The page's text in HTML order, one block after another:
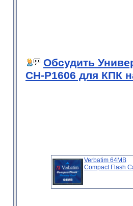
Обсудить
CH-P1606 для КПК
Verbatim 64MB
Compact Flash